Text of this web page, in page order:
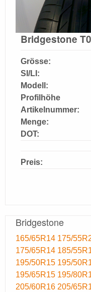
Bridgestone
Grösse:
SI/LI:
Modell:
Profilhöhe
Artikelnummer:
Menge:
DOT:
Preis:
Bridgestone
165/65R14 175/
175/65R14 185/
195/50R15 195/
195/65R15 195/
205/60R16 205/